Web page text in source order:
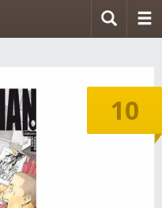
10